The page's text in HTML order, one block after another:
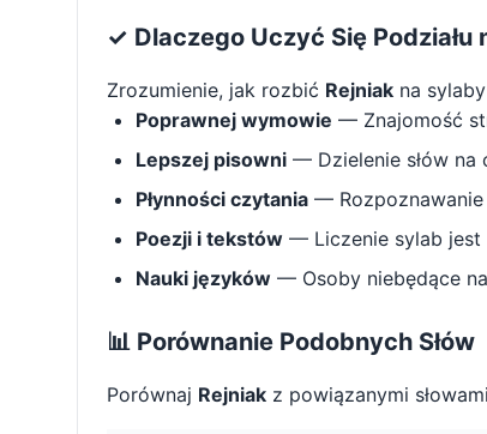
✓ Dlaczego Uczyć Się Podziału
Zrozumienie, jak rozbić Rejniak na
Poprawnej wymowie — Znajomość
Lepszej pisowni — Dzielenie słów na
Płynności czytania —
Poezji i tekstów — Liczenie sylab jest
Nauki języków — Osoby niebędące
📊 Porównanie Podobnych Słów
Porównaj Rejniak z powiązanymi